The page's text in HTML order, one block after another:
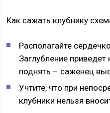
Как сажать клубнику
Располагайте
Заглубление приведет
поднять – саженец
Учтите, что при
клубники нельзя